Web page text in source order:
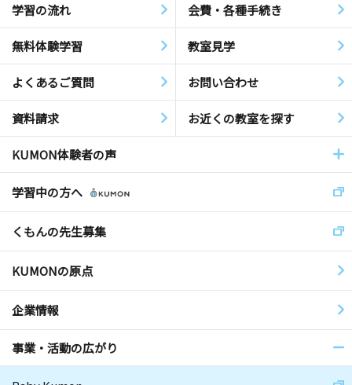
学習の流れ 会費・各種手続き
無料体験学習 教室見学
よくあるご質問 お問い合わせ
資料請求 お近くの教室を探す
KUMON体験者の声
学習中の方へ
くもんの先生募集
KUMONの原点
企業情報
事業・活動の広がり